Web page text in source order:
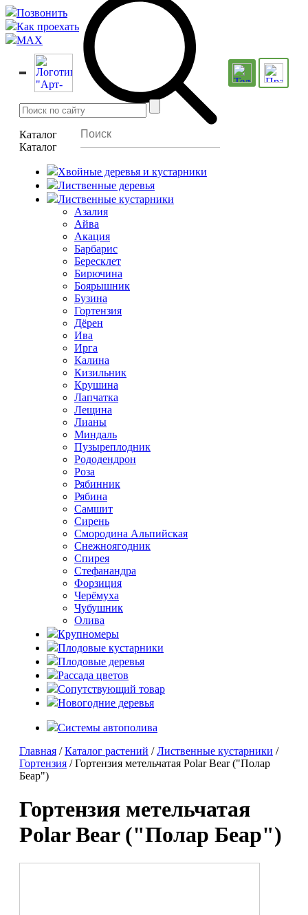
Позвонить
Как проехать
MAX
Каталог
Каталог
Хвойные деревья и кустарники
Лиственные деревья
Лиственные кустарники
Азалия
Айва
Акация
Барбарис
Бересклет
Бирючина
Боярышник
Бузина
Гортензия
Дёрен
Ива
Ирга
Калина
Кизильник
Крушина
Лапчатка
Лещина
Лианы
Миндаль
Пузыреплодник
Рододендрон
Роза
Рябинник
Рябина
Самшит
Сирень
Смородина Альпийская
Снежноягодник
Спирея
Стефанандра
Форзиция
Черёмуха
Чубушник
Олива
Крупномеры
Плодовые кустарники
Плодовые деревья
Рассада цветов
Сопутствующий товар
Новогодние деревья
Системы автополива
Главная /Каталог растений /Лиственные кустарники /
Гортензия / Гортензия метельчатая Polar Bear ("Полар
Беар")
Гортензия метельчатая
Polar Bear ("Полар Беар")